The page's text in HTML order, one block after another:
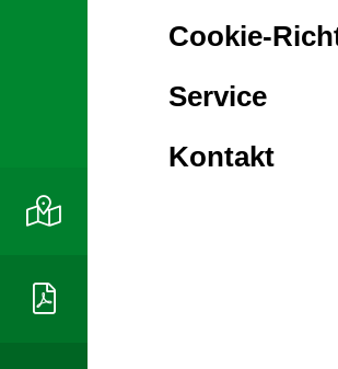
Cookie-
Service
Kontakt